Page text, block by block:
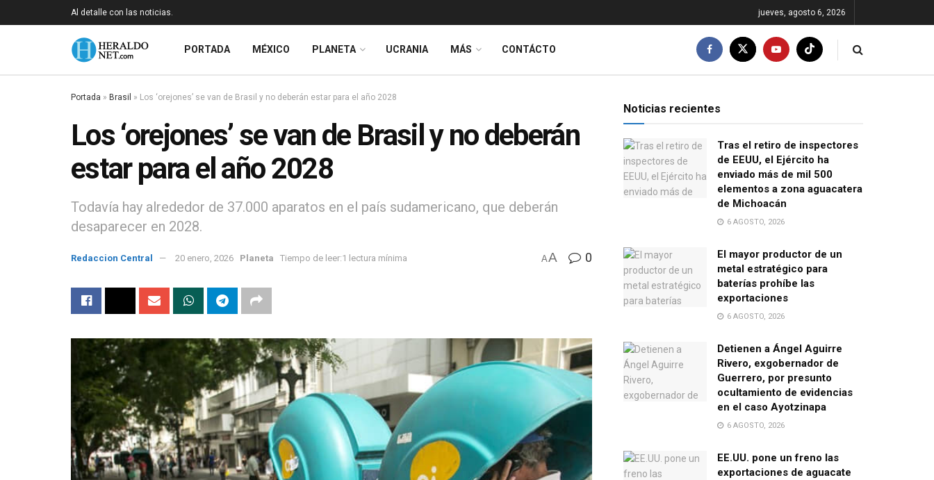
Al detalle con las noticias. jueves, agosto 6, 2026
PORTADA MÉXICO PLANETA UCRANIA MÁS CONTÁCTO
Portada » Brasil » Los ‘orejones’ se van de Brasil y no deberán estar para el año 2028
Los ‘orejones’ se van de Brasil y no deberán
estar para el año 2028
Todavía hay alrededor de 37.000 aparatos en el país sudamericano, que deberán
desaparecer en 2028.
Redaccion Central 20 enero, 2026 Planeta Tiempo de leer:1 lectura mínima AA 0
Noticias recientes
Tras el retiro de inspectores
de EEUU, el Ejército ha
enviado más de mil 500
elementos a zona aguacatera
de Michoacán
6 AGOSTO, 2026
El mayor productor de un
metal estratégico para
baterías prohíbe las
exportaciones
6 AGOSTO, 2026
Detienen a Ángel Aguirre
Rivero, exgobernador de
Guerrero, por presunto
ocultamiento de evidencias
en el caso Ayotzinapa
6 AGOSTO, 2026
EE.UU. pone un freno las
exportaciones de aguacate